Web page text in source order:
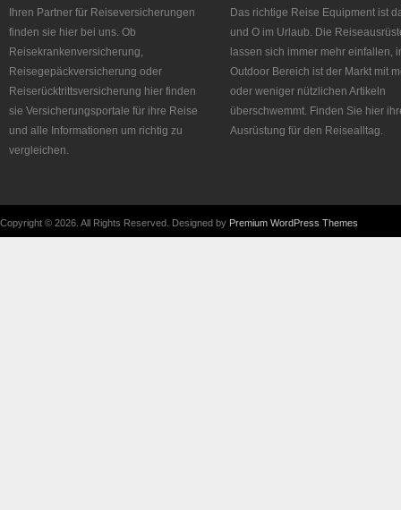
Ihren Partner für Reiseversicherungen
finden sie hier bei uns. Ob
Reisekrankenversicherung,
Reisegepäckversicherung oder
Reiserücktrittsversicherung hier finden
sie Versicherungsportale für ihre Reise
und alle Informationen um richtig zu
vergleichen.
Das richtige Reise Equipment ist
und O im Urlaub. Die
lassen sich immer mehr einfallen,
Outdoor Bereich ist der Markt mit
oder weniger nützlichen Artikeln
überschwemmt. Finden Sie hier
Ausrüstung für den Reisealltag.
Copyright © 2026. All Rights Reserved. Designed by Premium WordPress Themes